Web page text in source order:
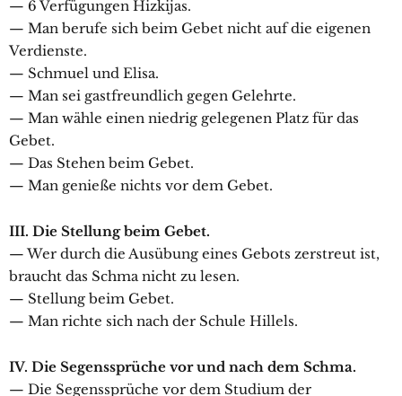
— 6 Verfügungen Hizkijas.
— Man berufe sich beim Gebet nicht auf die eigenen
Verdienste.
— Schmuel und Elisa.
— Man sei gastfreundlich gegen Gelehrte.
— Man wähle einen niedrig gelegenen Platz für das
Gebet.
— Das Stehen beim Gebet.
— Man genieße nichts vor dem Gebet.
III. Die Stellung beim Gebet.
— Wer durch die Ausübung eines Gebots zerstreut ist,
braucht das Schma nicht zu lesen.
— Stellung beim Gebet.
— Man richte sich nach der Schule Hillels.
IV. Die Segenssprüche vor und nach dem Schma.
— Die Segenssprüche vor dem Studium der